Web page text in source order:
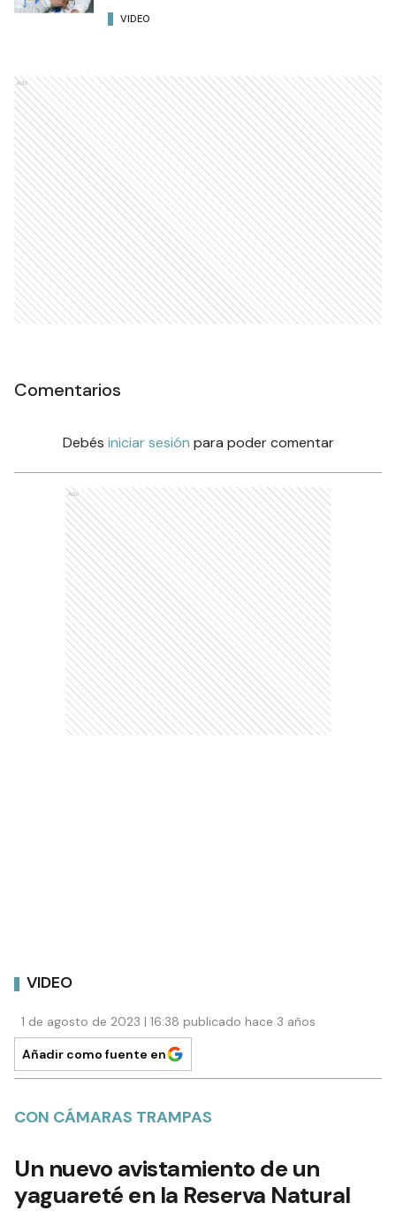
VIDEO
Ads
Comentarios
Debés iniciar sesión para poder comentar
Ads
VIDEO
1 de agosto de 2023 | 16:38 publicado hace 3 años
Añadir como fuente en
CON CÁMARAS TRAMPAS
Un nuevo avistamiento de un
yaguareté en la Reserva Natural